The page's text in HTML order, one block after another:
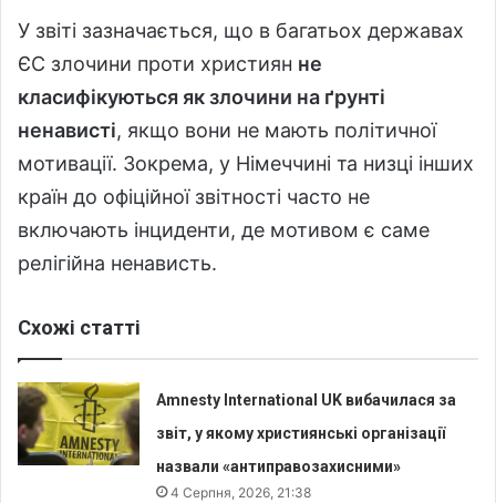
У звіті зазначається, що в багатьох державах
ЄС злочини проти християн не
класифікуються як злочини на ґрунті
ненависті, якщо вони не мають політичної
мотивації. Зокрема, у Німеччині та низці інших
країн до офіційної звітності часто не
включають інциденти, де мотивом є саме
релігійна ненависть.
Схожі статті
Amnesty International UK вибачилася за
звіт, у якому християнські організації
назвали «антиправозахисними»
4 Серпня, 2026, 21:38